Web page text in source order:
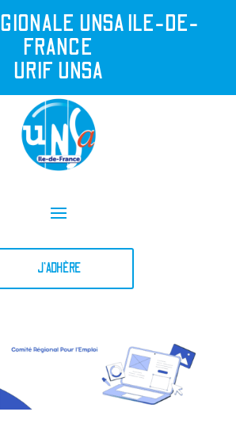
GIONALE UNSA ILE-DE-
FRANCE
URIF UNSA
J'ADHÈRE